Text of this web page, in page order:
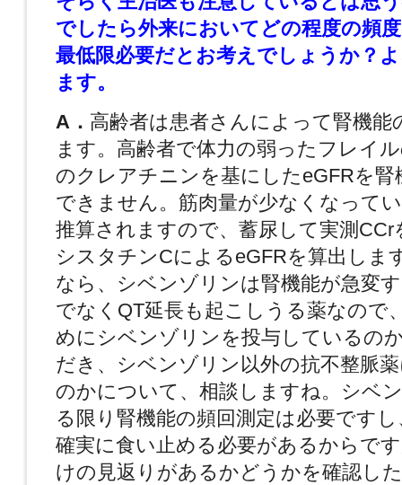
でしたら外来においてどの程度の頻
最低限必要だとお考えでしょうか？
ます。
A． 高齢者は患者さんによって腎機能
ます。 高齢者で体力の弱ったフレイ
のクレアチニンを基にした eGFRを腎
できません。 筋肉量が少なくなって
推算されますので、 蓄尿して実測 CCr
シスタチンCによる eGFRを算出しま
なら、 シベンゾリンは腎機能が急変
でなく QT延長も起こしうる薬なので
めにシベンゾリンを投与しているの
だき、シベンゾリン以外の抗不整脈
のかについて、 相談しますね。 シベ
る限り腎機能の頻回測定は必要ですし
確実に食い止める必要があるからで
けの見返りがあるかどうかを確認し